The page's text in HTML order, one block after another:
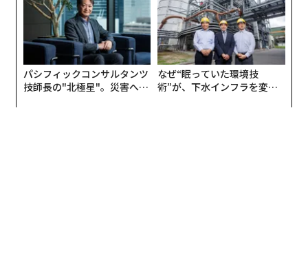
パシフィックコンサルタンツ
技師長の"北極星"。災害への
なぜ“眠っていた環境技
術”が、下水インフラを変え